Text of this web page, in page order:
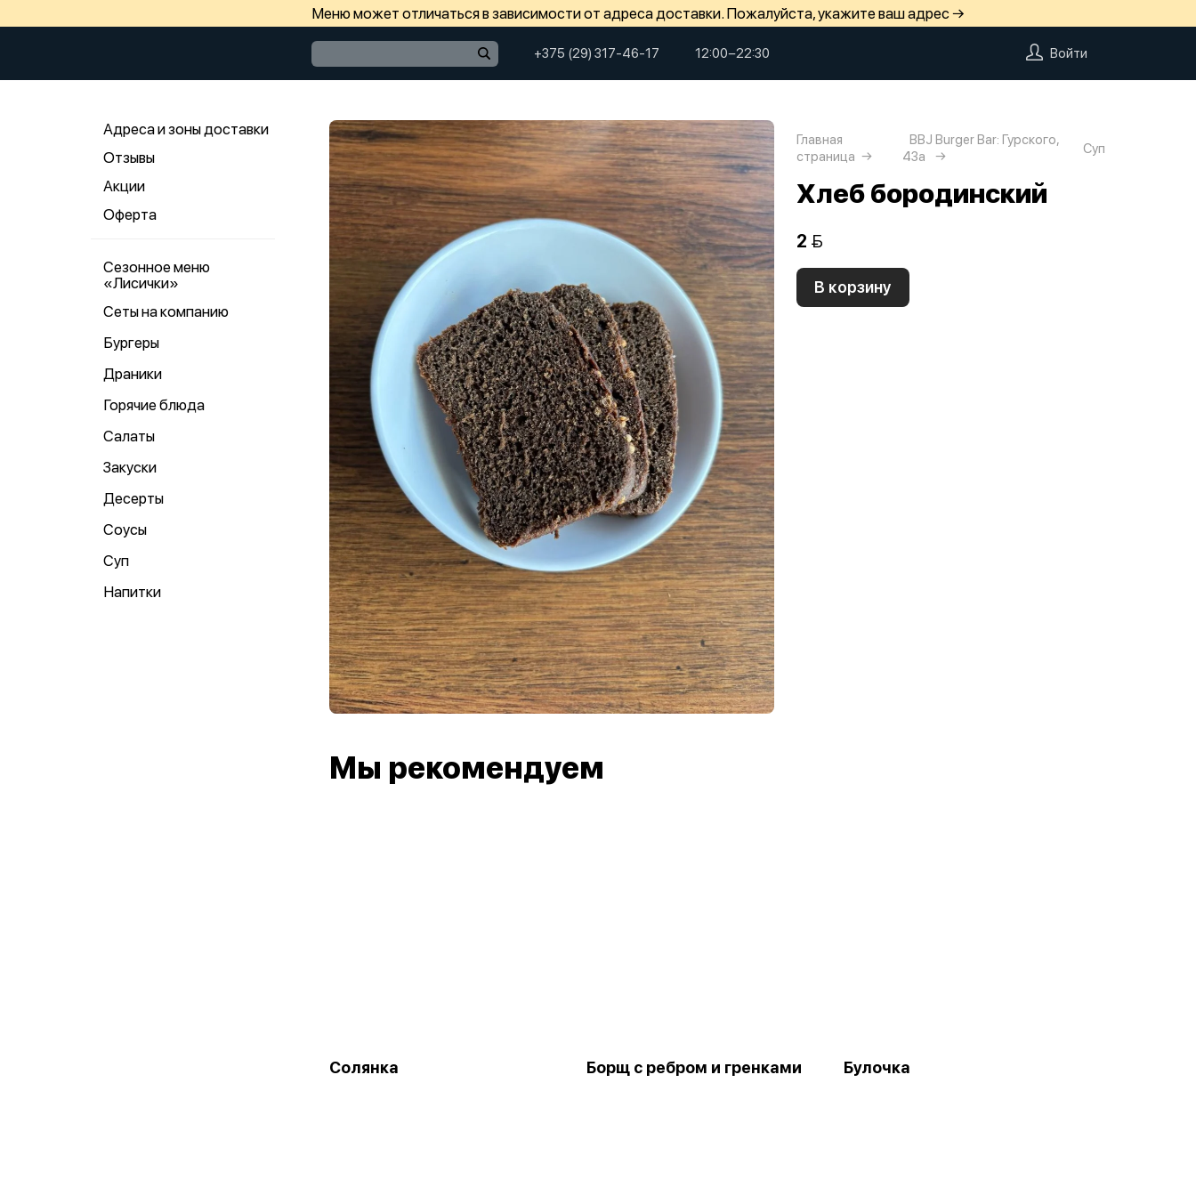
Меню может отличаться в зависимости от адреса доставки. Пожалуйста, укажите ваш адрес →
+375 (29) 317-46-17 12:00−22:30 Войти
Адреса и зоны доставки
Отзывы
Акции
Оферта
Сезонное меню
«Лисички»
Сеты на компанию
Бургеры
Драники
Горячие блюда
Салаты
Закуски
Десерты
Соусы
Суп
Напитки
Главная
страница
BBJ Burger Bar: Гурского,
43а
Суп
Хлеб бородинский
2 
В корзину
Мы рекомендуем
Солянка Борщ с ребром и гренками Булочка